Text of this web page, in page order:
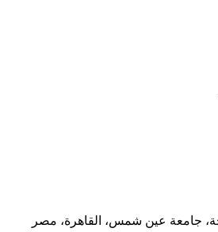
جامعة عين شمس، القاهرة، مصر